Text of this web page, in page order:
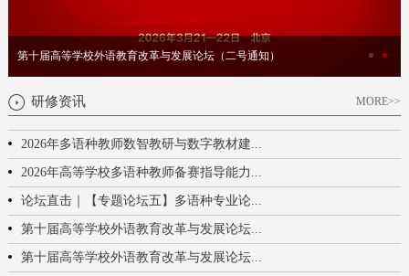
第十届高等学校外语教育改革与发展论坛（二号通知）
研修资讯 MORE>>
2026年多语种教师数智教研与数字教材建...
2026年高等学校多语种教师备赛指导能力...
论坛直击｜【专题论坛五】多语种专业论...
第十届高等学校外语教育改革与发展论坛...
第十届高等学校外语教育改革与发展论坛...